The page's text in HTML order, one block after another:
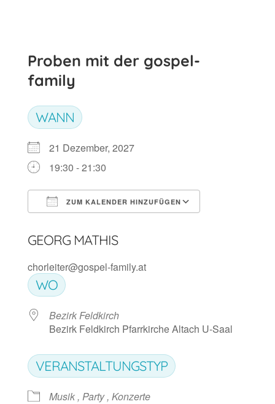
Proben mit der gospel-
family
WANN
21 Dezember, 2027
19:30 - 21:30
ZUM KALENDER HINZUFÜGEN
GEORG MATHIS
chorleiter@gospel-family.at
WO
Bezirk Feldkirch
Bezirk Feldkirch Pfarrkirche Altach U-Saal
VERANSTALTUNGSTYP
Musik , Party , Konzerte